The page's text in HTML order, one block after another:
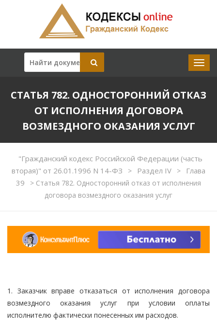
СТАТЬЯ 782. ОДНОСТОРОННИЙ ОТКАЗ
ОТ ИСПОЛНЕНИЯ ДОГОВОРА
ВОЗМЕЗДНОГО ОКАЗАНИЯ УСЛУГ
"Гражданский кодекс Российской Федерации (часть
вторая)" от 26.01.1996 N 14-ФЗ
> Раздел IV >
Глава
39
> Статья 782. Односторонний отказ от исполнения
договора возмездного оказания услуг
1. Заказчик вправе отказаться от исполнения договора
возмездного оказания услуг при условии оплаты
исполнителю фактически понесенных им расходов.